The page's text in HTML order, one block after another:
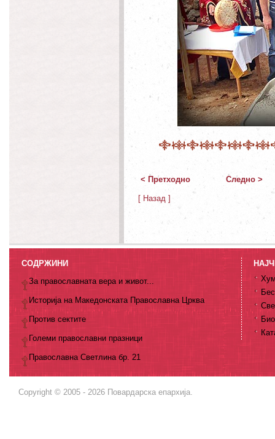
< Претходно Следно >
[ Назад ]
СОДРЖИНИ
За православната вера и живот...
Историја на Македонската Православна Црква
Против сектите
Големи православни празници
Православна Светлина бр. 21
Copyright © 2005 - 2026 Повардарска епархија.